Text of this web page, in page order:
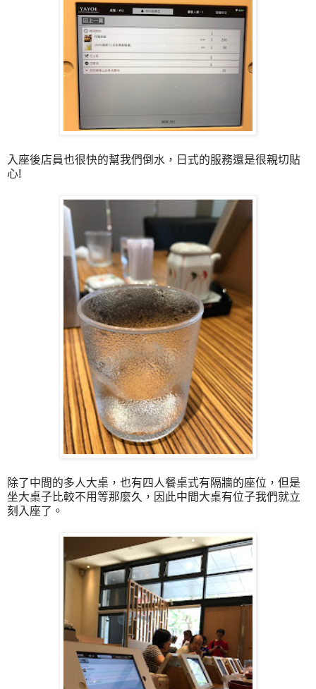
入座後店員也很快的幫我們倒水，日式的服務還是很親切貼
心!
除了中間的多人大桌，也有四人餐桌式有隔牆的座位，但是
坐大桌子比較不用等那麼久，因此中間大桌有位子我們就立
刻入座了。